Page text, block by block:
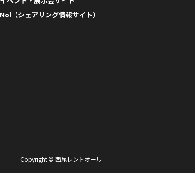
Nol（シェアリング情報サイト）
Copyright © 西尾レントオール